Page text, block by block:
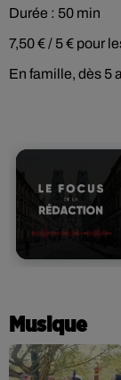
Durée : 50 min
7,50 € / 5 € pour
En famille, dès 5
Musique